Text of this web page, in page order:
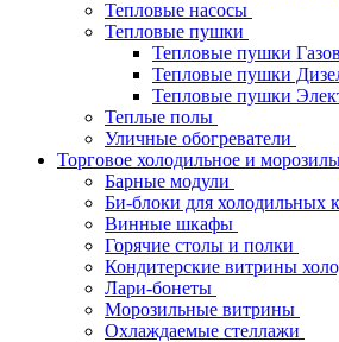
Тепловые насосы
Тепловые пушки
Тепловые пушки
Тепловые пушки
Тепловые пушки
Теплые полы
Уличные обогреватели
Торговое холодильное и
Барные модули
Би-блоки для холодильных
Винные шкафы
Горячие столы и полки
Кондитерские витрины
Лари-бонеты
Морозильные витрины
Охлаждаемые стеллажи